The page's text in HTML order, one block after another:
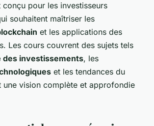
pour les investisseurs
souhaitent maîtriser les
et les applications des
Les cours couvrent des sujets tels
des investissements, les
et les tendances du
une vision complète et approfondie